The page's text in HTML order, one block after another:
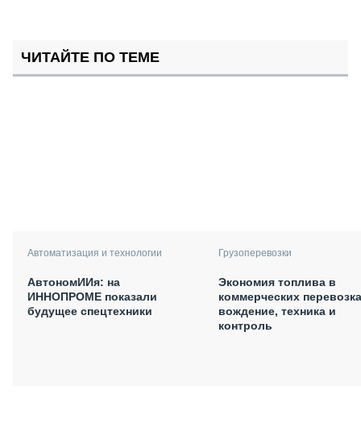
ЧИТАЙТЕ ПО ТЕМЕ
Автоматизация и технологии
АвтономИИя: на
ИННОПРОМЕ показали
будущее спецтехники
Грузоперевозки
Экономия топлива в
коммерческих
вождение, техника и
контроль